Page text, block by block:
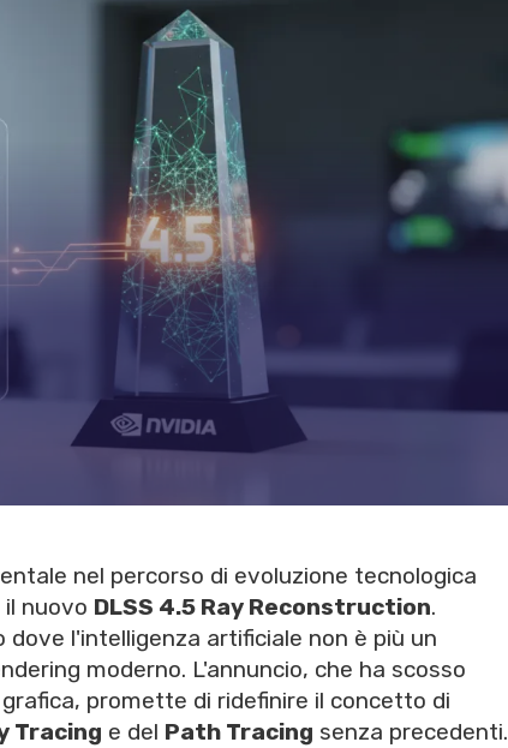
nel percorso di evoluzione tecnologica
nuovo DLSS 4.5 Ray Reconstruction.
l'intelligenza artificiale non è più un
moderno. L'annuncio, che ha scosso
promette di ridefinire il concetto di
Tracing e del Path Tracing senza precedenti.